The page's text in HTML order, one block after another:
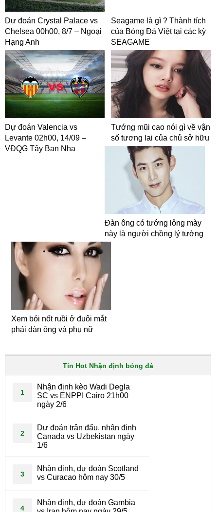
Dự đoán Crystal Palace vs
Chelsea 00h00, 8/7 – Ngoại
Hạng Anh
Seagame là gì ? Thành tích
của Bóng Đá Việt tại các kỳ
SEAGAME
Dự đoán Valencia vs
Levante 02h00, 14/09 –
VĐQG Tây Ban Nha
Tướng mũi cao nói gì về vận
số tương lai của chủ sở hữu
Đàn ông có tướng lông mày
này là người chồng lý tưởng
Xem bói nốt ruồi ở đuôi mắt
phải đàn ông và phụ nữ
Tin Hot Nhận định bóng đá
1
Nhận định kèo Wadi Degla
SC vs ENPPI Cairo 21h00
ngày 2/6
2
Dự đoán trận đấu, nhận định
Canada vs Uzbekistan ngày
1/6
3
Nhận định, dự đoán Scotland
vs Curacao hôm nay 30/5
4
Nhận định, dự đoán Gambia